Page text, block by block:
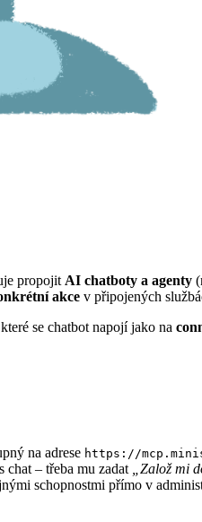
propojit AI chatboty a agenty
akce v připojených
se chatbot napojí jako na
na adrese https://
chat – třeba mu zadat „Založ mi
schopnostmi přímo v